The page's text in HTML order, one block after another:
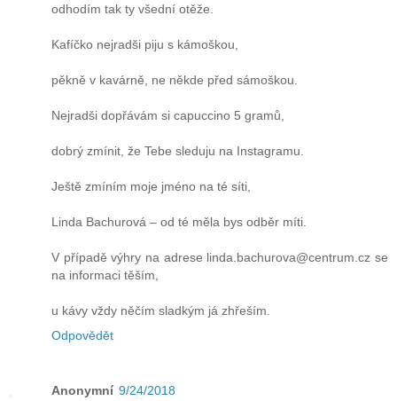
odhodím tak ty všední otěže.
Kafíčko nejradši piju s kámoškou,
pěkně v kavárně, ne někde před sámoškou.
Nejradši dopřávám si capuccino 5 gramů,
dobrý zmínit, že Tebe sleduju na Instagramu.
Ještě zmíním moje jméno na té síti,
Linda Bachurová – od té měla bys odběr míti.
V případě výhry na adrese linda.bachurova@centrum.cz se
na informaci těším,
u kávy vždy něčím sladkým já zhřeším.
Odpovědět
Anonymní 9/24/2018